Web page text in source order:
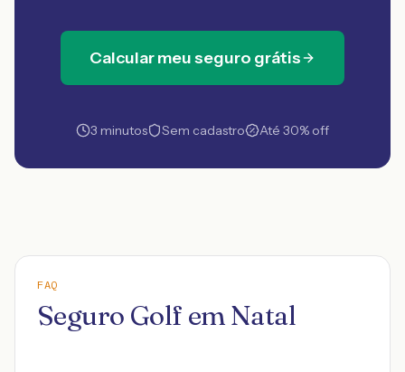
Calcular meu seguro grátis
3 minutos Sem cadastro Até 30% off
FAQ
Seguro Golf em Natal